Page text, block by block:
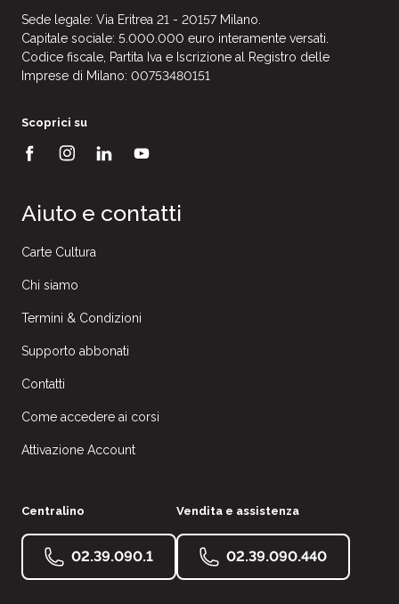
Sede legale: Via Eritrea 21 - 20157 Milano.
Capitale sociale: 5.000.000 euro interamente versati.
Codice fiscale, Partita Iva e Iscrizione al Registro delle
Imprese di Milano: 00753480151
Scoprici su
Aiuto e contatti
Carte Cultura
Chi siamo
Termini & Condizioni
Supporto abbonati
Contatti
Come accedere ai corsi
Attivazione Account
Centralino
02.39.090.1
Vendita e assistenza
02.39.090.440